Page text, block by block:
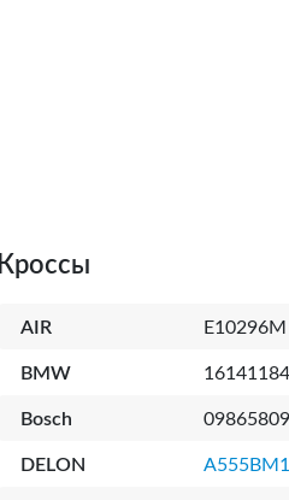
Кроссы
AIR E10296M
BMW
Bosch
DELON